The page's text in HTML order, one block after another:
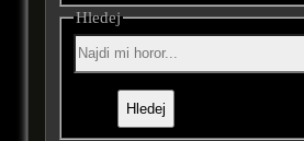
Hledej